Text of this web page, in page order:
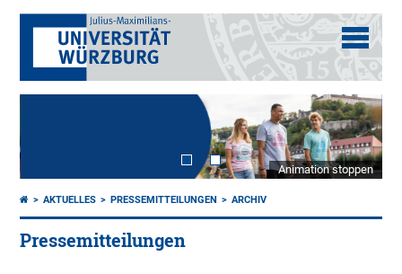
Animation stoppen
AKTUELLES PRESSEMITTEILUNGEN ARCHIV
Pressemitteilungen